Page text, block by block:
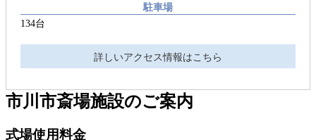
駐車場
134台
詳しいアクセス情報はこちら
市川市斎場施設のご案内
式場使用料金